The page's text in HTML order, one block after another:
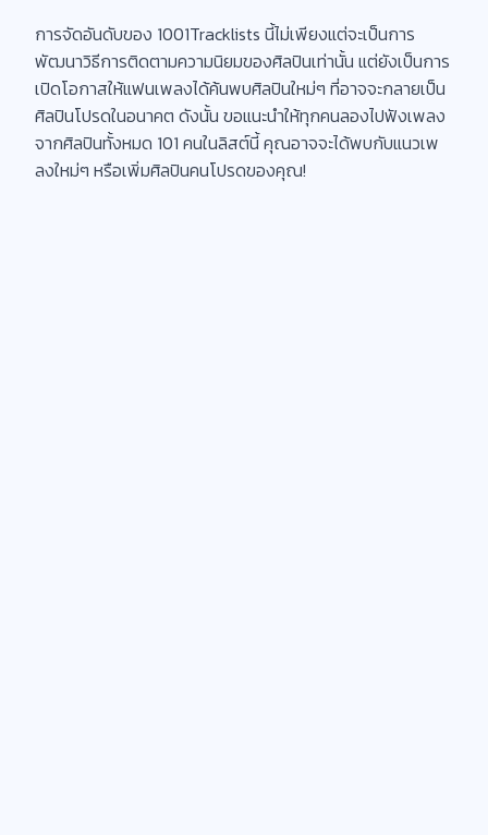
การจัดอันดับของ 1001Tracklists นี้ไม่เพียงแต่จะเป็นการ
พัฒนาวิธีการติดตามความนิยมของศิลปินเท่านั้น แต่ยังเป็นการ
เปิดโอกาสให้แฟนเพลงได้ค้นพบศิลปินใหม่ๆ ที่อาจจะกลายเป็น
ศิลปินโปรดในอนาคต ดังนั้น ขอแนะนำให้ทุกคนลองไปฟังเพลง
จากศิลปินทั้งหมด 101 คนในลิสต์นี้ คุณอาจจะได้พบกับแนวเพ
ลงใหม่ๆ หรือเพิ่มศิลปินคนโปรดของคุณ!